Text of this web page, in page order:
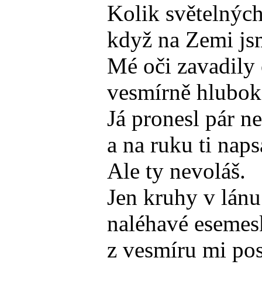
Kolik
když na Zemi
Mé oči zavadily
vesmírně
Já pronesl pár
a na ruku ti
Ale ty nevoláš.
Jen kruhy v
naléhavé
z vesmíru mi